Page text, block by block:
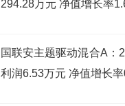
294.28万元 净值增长率
国联安主题驱动混合A：
利润6.53万元 净值增长